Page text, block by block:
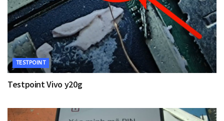
TESTPOINT
Testpoint Vivo y20g